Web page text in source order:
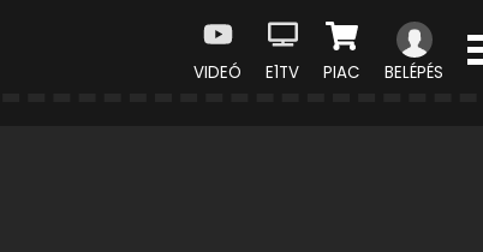
VIDEÓ E1TV PIAC BELÉPÉS